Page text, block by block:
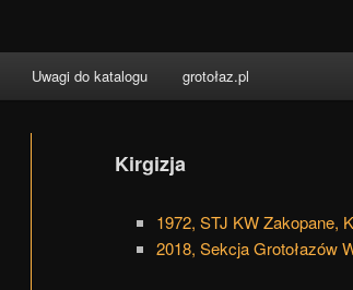
Uwagi do katalogu grotołaz.pl
Kirgizja
1972, STJ KW Zakopane,
2018, Sekcja Grotołazów